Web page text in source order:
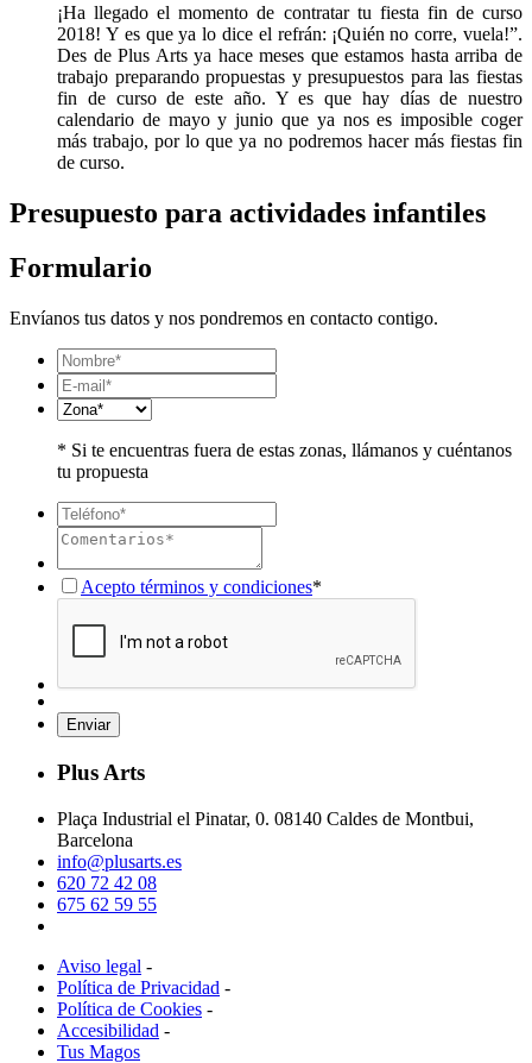
¡Ha llegado el momento de contratar tu fiesta fin de curso
2018! Y es que ya lo dice el refrán: ¡Quién no corre, vuela!”.
Des de Plus Arts ya hace meses que estamos hasta arriba de
trabajo preparando propuestas y presupuestos para las fiestas
fin de curso de este año. Y es que hay días de nuestro
calendario de mayo y junio que ya nos es imposible coger
más trabajo, por lo que ya no podremos hacer más fiestas fin
de curso.
Presupuesto para actividades infantiles
Formulario
Envíanos tus datos y nos pondremos en contacto contigo.
* Si te encuentras fuera de estas zonas, llámanos y cuéntanos
tu propuesta
Acepto términos y condiciones*
Plus Arts
Plaça Industrial el Pinatar, 0. 08140 Caldes de Montbui,
Barcelona
info@plusarts.es
620 72 42 08
675 62 59 55
Aviso legal -
Política de Privacidad -
Política de Cookies -
Accesibilidad -
Tus Magos